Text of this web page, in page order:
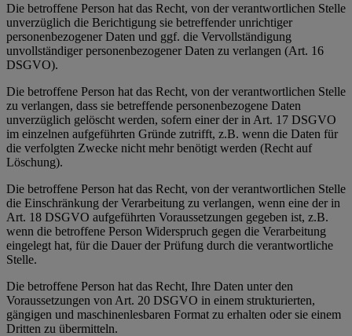
Die betroffene Person hat das Recht, von der verantwortlichen Stelle
unverzüglich die Berichtigung sie betreffender unrichtiger
personenbezogener Daten und ggf. die Vervollständigung
unvollständiger personenbezogener Daten zu verlangen (Art. 16
DSGVO).
Die betroffene Person hat das Recht, von der verantwortlichen Stelle
zu verlangen, dass sie betreffende personenbezogene Daten
unverzüglich gelöscht werden, sofern einer der in Art. 17 DSGVO
im einzelnen aufgeführten Gründe zutrifft, z.B. wenn die Daten für
die verfolgten Zwecke nicht mehr benötigt werden (Recht auf
Löschung).
Die betroffene Person hat das Recht, von der verantwortlichen Stelle
die Einschränkung der Verarbeitung zu verlangen, wenn eine der in
Art. 18 DSGVO aufgeführten Voraussetzungen gegeben ist, z.B.
wenn die betroffene Person Widerspruch gegen die Verarbeitung
eingelegt hat, für die Dauer der Prüfung durch die verantwortliche
Stelle.
Die betroffene Person hat das Recht, Ihre Daten unter den
Voraussetzungen von Art. 20 DSGVO in einem strukturierten,
gängigen und maschinenlesbaren Format zu erhalten oder sie einem
Dritten zu übermitteln.